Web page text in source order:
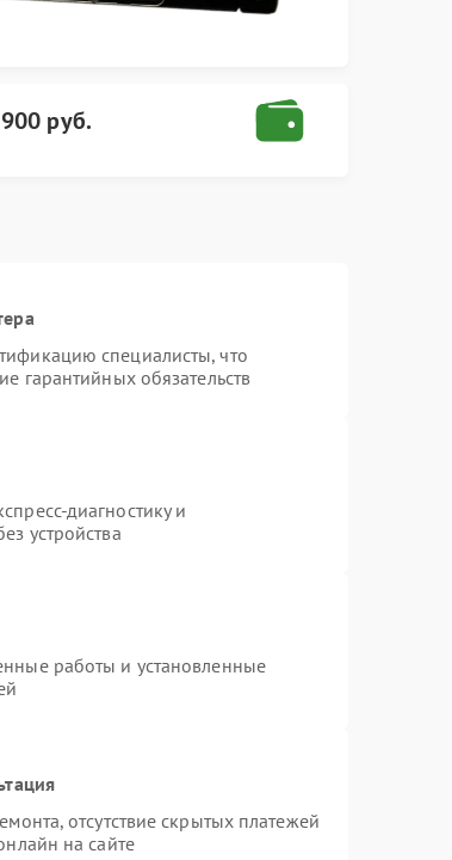
900 руб.
специалисты, что
гарантийных обязательств
диагностику и
устройства
работы и установленные
отсутствие скрытых платежей
на сайте